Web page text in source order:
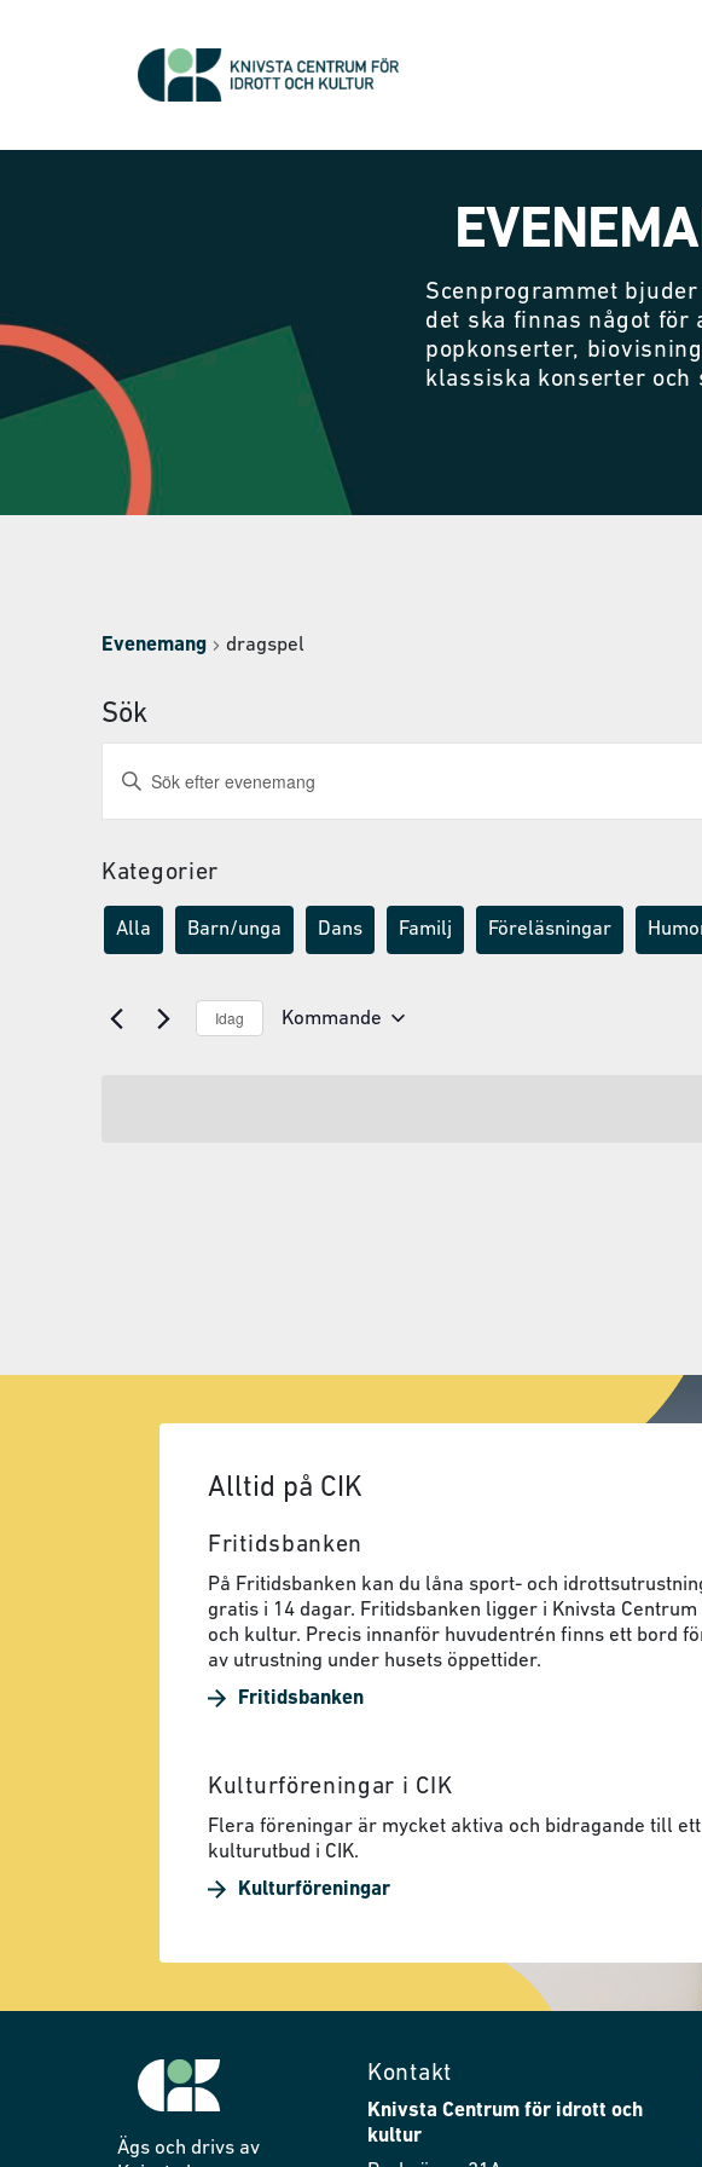
Scenprogrammet
det ska finnas något
popkonserter,
klassiska konserter och
Evenemang dragspel
Sök
Evenemang
Views
Navigation
Ange
nyckelord.
Sök
Evenemang
nyckelord.
Kategorier
Alla Barn/unga Dans Familj Föreläsningar
Idag
Kommande
Alltid på CIK
Fritidsbanken
På Fritidsbanken kan du låna sport- och
gratis i 14 dagar. Fritidsbanken ligger i Knivsta
och kultur. Precis innanför huvudentrén finns ett bord
av utrustning under husets öppettider.
Fritidsbanken
Kulturföreningar i CIK
Flera föreningar är mycket aktiva och bidragande till
kulturutbud i CIK.
Kulturföreningar
Ägs och drivs av
Kontakt
Knivsta Centrum för idrott och
kultur